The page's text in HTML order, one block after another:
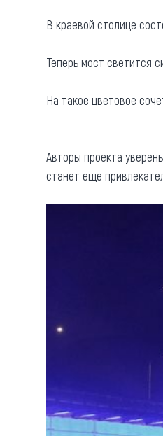
кафе
рубрики
В краевой столице
Теперь мост светится
На такое цветовое
Авторы проекта
станет еще